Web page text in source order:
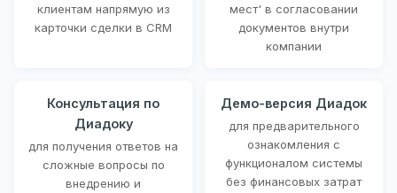
клиентам напрямую из
карточки сделки в CRM
мест' в согласовании
документов внутри
компании
Консультация по
Диадоку
для получения ответов на
сложные вопросы по
внедрению и
Демо-версия Диадок
для предварительного
ознакомления с
функционалом системы
без финансовых затрат